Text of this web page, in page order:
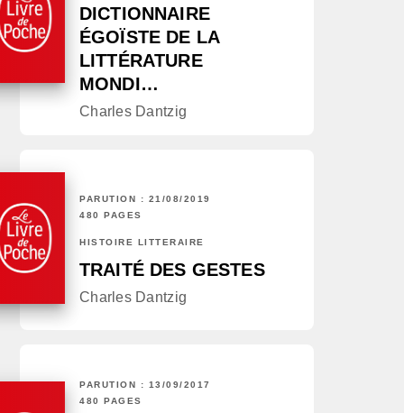
DICTIONNAIRE
ÉGOÏSTE DE LA
LITTÉRATURE
MONDI…
Charles Dantzig
PARUTION : 21/08/2019
480 PAGES
HISTOIRE LITTÉRAIRE
TRAITÉ DES GESTES
Charles Dantzig
PARUTION : 13/09/2017
480 PAGES